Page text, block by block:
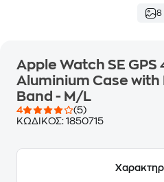
8
Apple Watch SE
Aluminium Case
Band - M/L
4
(5)
ΚΩΔΙΚΟΣ: 1850715